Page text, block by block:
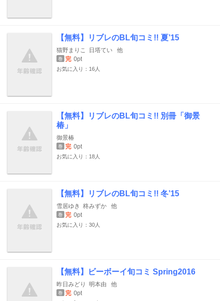
【無料】リブレのBL旬コミ!! 夏’15
猫野まりこ 日塔てい 他
巻 完 0pt
お気に入り：16人
【無料】リブレのBL旬コミ!! 別冊「御景
椿」
御景椿
巻 完 0pt
お気に入り：18人
【無料】リブレのBL旬コミ!! 冬’15
雪居ゆき 柊みずか 他
巻 完 0pt
お気に入り：30人
【無料】ビーボーイ旬コミ Spring2016
昨日みどり 明本由 他
巻 完 0pt